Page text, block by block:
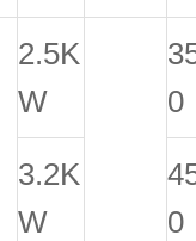
2.5K
W
3.2K
W
0